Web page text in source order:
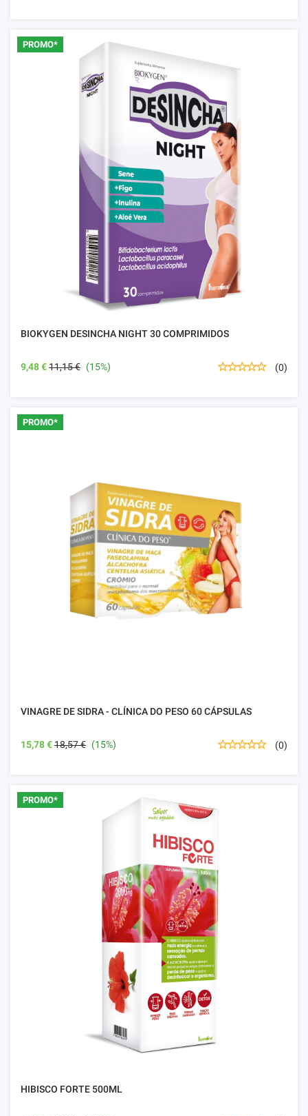
PROMO*
BIOKYGEN DESINCHA NIGHT 30 COMPRIMIDOS
9,48 €11,15 € (15%) (0)
PROMO*
VINAGRE DE SIDRA - CLÍNICA DO PESO 60 CÁPSULAS
15,78 €18,57 € (15%) (0)
PROMO*
HIBISCO FORTE 500ML